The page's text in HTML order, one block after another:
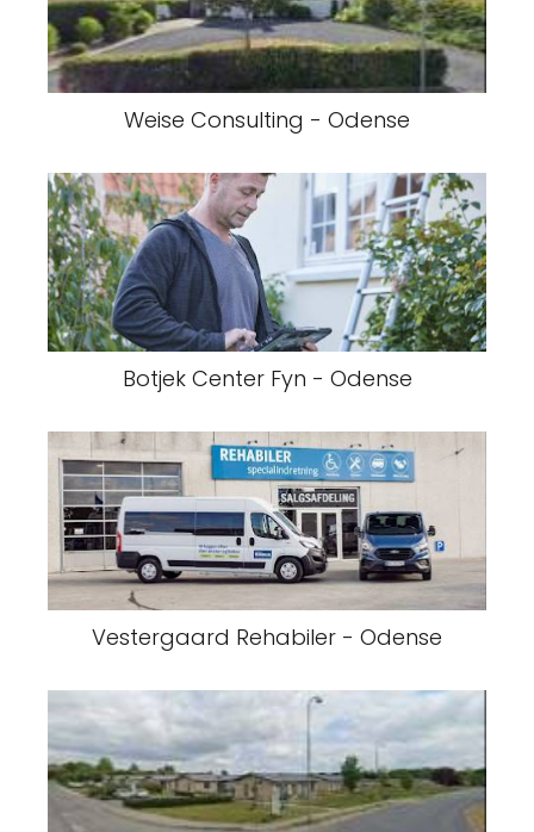
Weise Consulting - Odense
Botjek Center Fyn - Odense
Vestergaard Rehabiler - Odense